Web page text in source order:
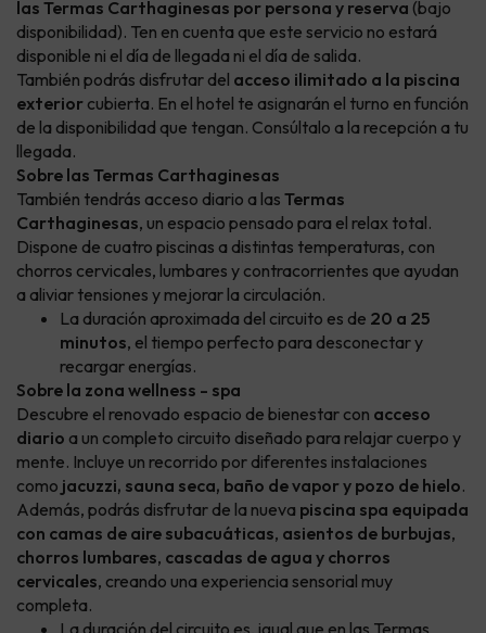
las Termas Carthaginesas por persona y reserva (bajo
disponibilidad). Ten en cuenta que este servicio no estará
disponible ni el día de llegada ni el día de salida.
También podrás disfrutar del acceso ilimitado a la piscina
exterior cubierta. En el hotel te asignarán el turno en función
de la disponibilidad que tengan. Consúltalo a la recepción a tu
llegada.
Sobre las Termas Carthaginesas
También tendrás acceso diario a las Termas
Carthaginesas, un espacio pensado para el relax total.
Dispone de cuatro piscinas a distintas temperaturas, con
chorros cervicales, lumbares y contracorrientes que ayudan
a aliviar tensiones y mejorar la circulación.
La duración aproximada del circuito es de 20 a 25
minutos, el tiempo perfecto para desconectar y
recargar energías.
Sobre la zona wellness - spa
Descubre el renovado espacio de bienestar con acceso
diario a un completo circuito diseñado para relajar cuerpo y
mente. Incluye un recorrido por diferentes instalaciones
como jacuzzi, sauna seca, baño de vapor y pozo de hielo.
Además, podrás disfrutar de la nueva piscina spa equipada
con camas de aire subacuáticas, asientos de burbujas,
chorros lumbares, cascadas de agua y chorros
cervicales, creando una experiencia sensorial muy
completa.